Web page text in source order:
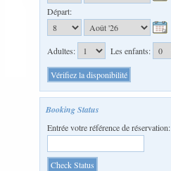
Départ:
Adultes: Les enfants:
Booking Status
Entrée votre référence de réservation: